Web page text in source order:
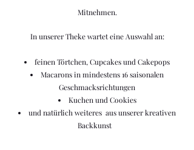
Mitnehmen.
In unserer Theke wartet eine Auswahl an:
feinen Törtchen, Cupcakes und Cakepops
Macarons in mindestens 16 saisonalen
Geschmacksrichtungen
Kuchen und Cookies
und natürlich weiteres ausunserer kreativen
Backkunst